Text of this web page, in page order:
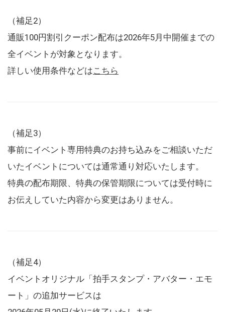
（補足2）
通販100円割引クーポン配布は2026年5月中開催までの
全イベントが対象となります。
詳しい使用条件などはこちら
（補足3）
事前にイベント専用特典のお持ち込みをご相談いただ
いたイベントについては通常通り対応いたします。
特典の配布期限、特典の保管期限については受付時に
お伝えしていた内容から変更はありません。
（補足4）
イベントオリジナル「拍手スタンプ・アバター・エモ
ート」の追加サービスは